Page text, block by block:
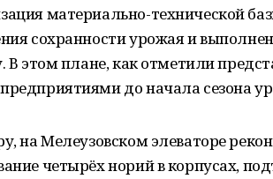
материально-технической
сохранности урожая и
В этом плане, как отметили
до начала сезона
на Мелеузовском элеваторе
четырёх норий в корпусах,